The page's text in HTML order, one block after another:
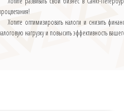
Хотите оптимизировать налоги и снизить
нагрузку и повысить эффективность